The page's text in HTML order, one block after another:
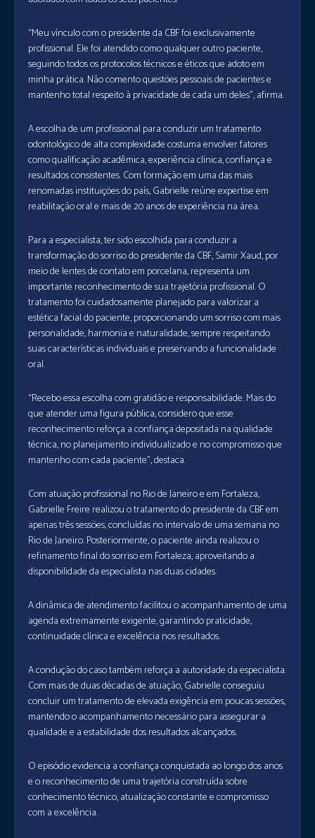
“Meu vínculo com o presidente da CBF foi exclusivamente
profissional. Ele foi atendido como qualquer outro paciente,
seguindo todos os protocolos técnicos e éticos que adoto em
minha prática. Não comento questões pessoais de pacientes e
mantenho total respeito à privacidade de cada um deles”, afirma.
A escolha de um profissional para conduzir um tratamento
odontológico de alta complexidade costuma envolver fatores
como qualificação acadêmica, experiência clínica, confiança e
resultados consistentes. Com formação em uma das mais
renomadas instituições do país, Gabrielle reúne expertise em
reabilitação oral e mais de 20 anos de experiência na área.
Para a especialista, ter sido escolhida para conduzir a
transformação do sorriso do presidente da CBF, Samir Xaud, por
meio de lentes de contato em porcelana, representa um
importante reconhecimento de sua trajetória profissional. O
tratamento foi cuidadosamente planejado para valorizar a
estética facial do paciente, proporcionando um sorriso com mais
personalidade, harmonia e naturalidade, sempre respeitando
suas características individuais e preservando a funcionalidade
oral.
“Recebo essa escolha com gratidão e responsabilidade. Mais do
que atender uma figura pública, considero que esse
reconhecimento reforça a confiança depositada na qualidade
técnica, no planejamento individualizado e no compromisso que
mantenho com cada paciente”, destaca.
Com atuação profissional no Rio de Janeiro e em Fortaleza,
Gabrielle Freire realizou o tratamento do presidente da CBF em
apenas três sessões, concluídas no intervalo de uma semana no
Rio de Janeiro. Posteriormente, o paciente ainda realizou o
refinamento final do sorriso em Fortaleza, aproveitando a
disponibilidade da especialista nas duas cidades.
A dinâmica de atendimento facilitou o acompanhamento de uma
agenda extremamente exigente, garantindo praticidade,
continuidade clínica e excelência nos resultados.
A condução do caso também reforça a autoridade da especialista.
Com mais de duas décadas de atuação, Gabrielle conseguiu
concluir um tratamento de elevada exigência em poucas sessões,
mantendo o acompanhamento necessário para assegurar a
qualidade e a estabilidade dos resultados alcançados.
O episódio evidencia a confiança conquistada ao longo dos anos
e o reconhecimento de uma trajetória construída sobre
conhecimento técnico, atualização constante e compromisso
com a excelência.